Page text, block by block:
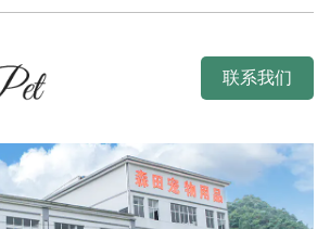
联系我们